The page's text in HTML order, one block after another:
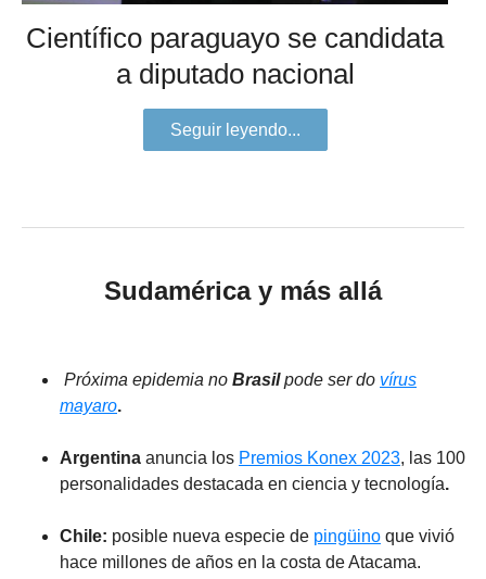
Científico paraguayo se candidata
a diputado nacional
Seguir leyendo...
Sudamérica y más allá
Próxima epidemia no Brasilpode ser do vírus
mayaro.
Argentina anuncia los Premios Konex 2023, las 100
personalidades destacada en ciencia y tecnología.
Chile: posible nueva especie de pingüino que vivió
hace millones de años en la costa de Atacama.